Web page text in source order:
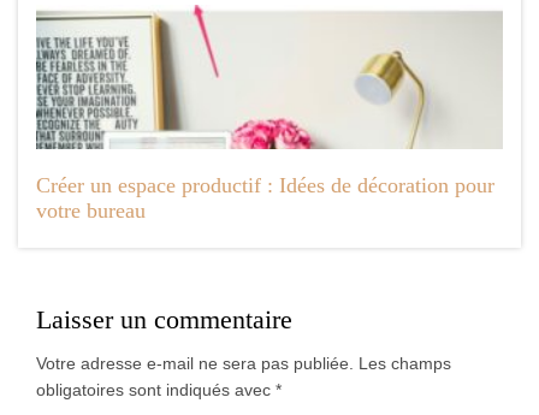
Créer un espace productif : Idées de décoration pour
votre bureau
Laisser un commentaire
Votre adresse e-mail ne sera pas publiée.
Les champs
obligatoires sont indiqués avec *